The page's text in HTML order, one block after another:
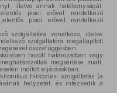
illetve annak hatékonyságát,
piaci erővel rendelkező
piaci erővel rendelkező
szolgáltatóra vonatkozó, illetve
szolgáltatóra megállapított
összefüggésben;
hozott határozatban vagy
megsértése miatt,
indított eljárásokban;
hírközlési szolgáltatás (a
helyzetét, és intézkedik a